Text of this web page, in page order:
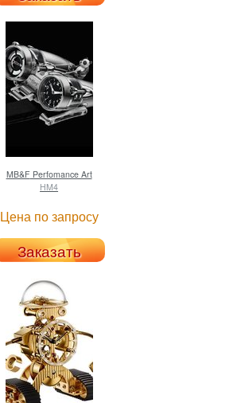
MB&F Perfomance Art
HM4
Цена по запросу
Заказать